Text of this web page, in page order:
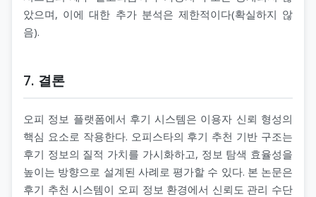
았으며, 이에 대한 추가 분석은 제한적이다(확실하지 않
음).
7. 결론
오피 정보 플랫폼에서 후기 시스템은 이용자 신뢰 형성의
핵심 요소로 작용한다. 오피스타의 후기 추천 기반 구조는
후기 정보의 질적 가치를 가시화하고, 정보 탐색 효율성을
높이는 방향으로 설계된 사례로 평가할 수 있다. 본 논문은
후기 추천 시스템이 오피 정보 환경에서 신뢰도 관리 수단